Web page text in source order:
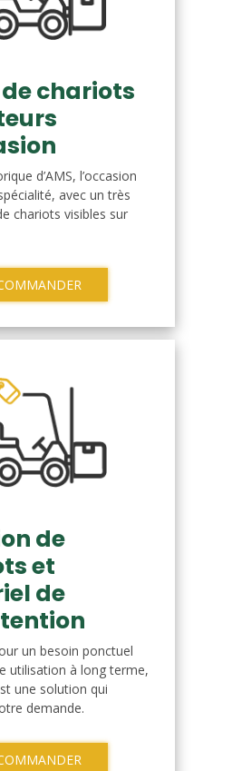
chariots
d’AMS, l’occasion
avec un très
chariots visibles sur
de
et
de
un besoin ponctuel
utilisation à long terme,
une solution qui
demande.